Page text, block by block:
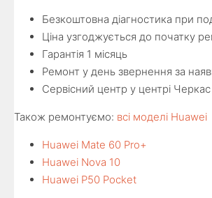
Безкоштовна діагностика при
Ціна узгоджується до початку
Гарантія 1 місяць
Ремонт у день звернення за
Сервісний центр у центрі
Також ремонтуємо: всі моделі Huawei
Huawei Mate 60 Pro+
Huawei Nova 10
Huawei P50 Pocket